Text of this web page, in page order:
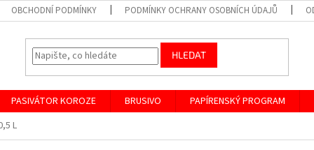
OBCHODNÍ PODMÍNKY PODMÍNKY OCHRANY OSOBNÍCH ÚDAJŮ
HLEDAT
PASIVÁTOR KOROZE BRUSIVO
PAPÍRENSKÝ PROGRAM
L